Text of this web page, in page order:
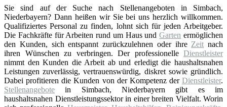
Sie sind auf der Suche nach Stellenangeboten in Simbach,
Niederbayern? Dann heißen wir Sie bei uns herzlich willkommen.
Qualifiziertes Personal zu finden, lohnt sich für jeden Arbeitgeber.
Die Fachkräfte für Arbeiten rund um Haus undGarten ermöglichen
den Kunden, sich entspannt zurückzulehnen oder ihre Zeit nach
ihren Wünschen zu verbringen. Der professionelle Dienstleister
nimmt den Kunden die Arbeit ab und erledigt die haushaltsnahen
Leistungen zuverlässig, vertrauenswürdig, diskret sowie gründlich.
Dabei profitieren die Kunden von der Kompetenz der Dienstleister.
Stellenangebote in Simbach, Niederbayern gibt es im
haushaltsnahen Dienstleistungssektor in einer breiten Vielfalt. Worin